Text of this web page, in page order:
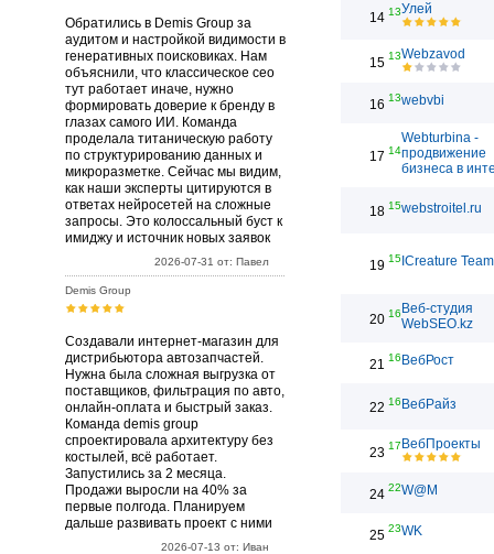
Обратились в Demis Group за
аудитом и настройкой видимости в
генеративных поисковиках. Нам
объяснили, что классическое сео
тут работает иначе, нужно
формировать доверие к бренду в
глазах самого ИИ. Команда
проделала титаническую работу
по структурированию данных и
микроразметке. Сейчас мы видим,
как наши эксперты цитируются в
ответах нейросетей на сложные
запросы. Это колоссальный буст к
имиджу и источник новых заявок
2026-07-31 от: Павел
Demis Group
Создавали интернет-магазин для
дистрибьютора автозапчастей.
Нужна была сложная выгрузка от
поставщиков, фильтрация по авто,
онлайн-оплата и быстрый заказ.
Команда demis group
спроектировала архитектуру без
костылей, всё работает.
Запустились за 2 месяца.
Продажи выросли на 40% за
первые полгода. Планируем
дальше развивать проект с ними
2026-07-13 от: Иван
14 13Улей
15 13Webzavod
16 13webvbi
17 14
Webturbina -
продвижение
бизнеса в
18 15webstroitel.ru
19 15 ICreature Team
20 16 Веб-студия
WebSEO.kz
21 16 ВебРост
22 16 ВебРайз
23 17 ВебПроекты
24 22W@M
25 23WK